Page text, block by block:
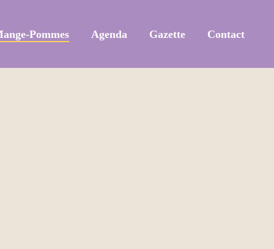
Pommes Agenda Gazette Contact